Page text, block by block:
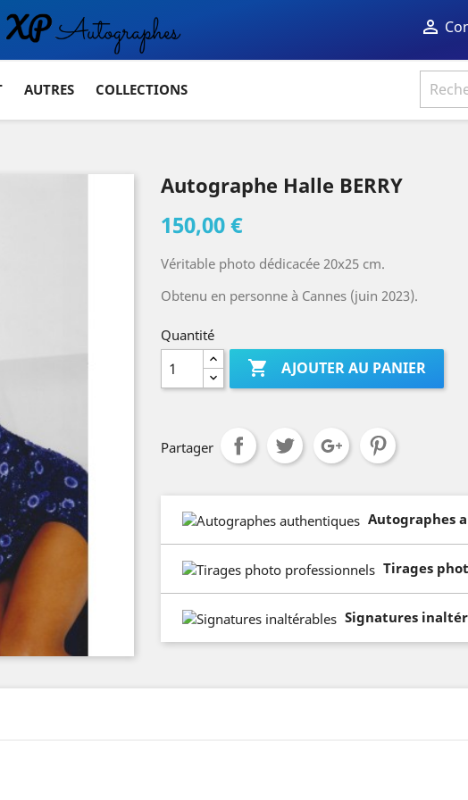

AUTRES COLLECTIONS
Autographe Halle BERRY
150,00 €
Véritable photo dédicacée 20x25 cm.
Obtenu en personne à Cannes (juin 2023).
Quantité
 AJOUTER AU PANIER
Partager
Autographes
Tirages
Signatures